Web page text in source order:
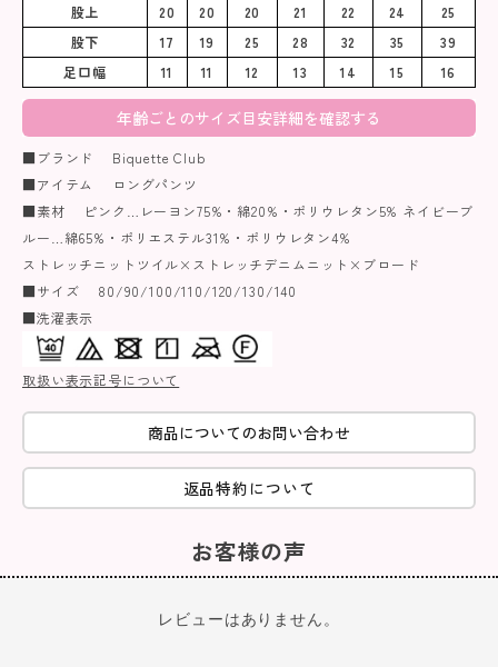
股上
20 20 20 21 22 24
25
股下
17 19 25 28 32 35
39
足口幅
11 11 12 13 14 15 16
年齢ごとのサイズ目安詳細を確認する
■ブランド Biquette Club
■アイテム ロングパンツ
■素材 ピンク…レーヨン75%・綿20%・ポリウレタン5% ネイビーブ
ルー…綿65%・ポリエステル31%・ポリウレタン4%
ストレッチニットツイル×ストレッチデニムニット×ブロード
■サイズ 80/90/100/110/120/130/140
■洗濯表示
取扱い表示記号について
商品についてのお問い合わせ
返品特約について
お客様の声
レビューはありません。